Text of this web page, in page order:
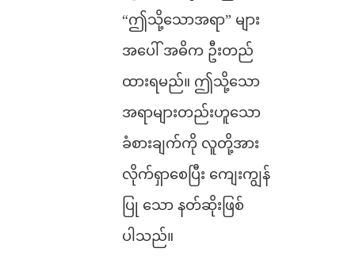
“ဤသို့သောအရာ” များ
အပေါ် အဓိက ဦးတည်
ထားရမည်။ ဤသို့သော
အရာများတည်းဟူသော
ခံစားချက်ကို လူတို့အား
လိုက်ရှာစေပြီး ကျေးကျွန်
ပြု သော နတ်ဆိုးဖြစ်
ပါသည်။